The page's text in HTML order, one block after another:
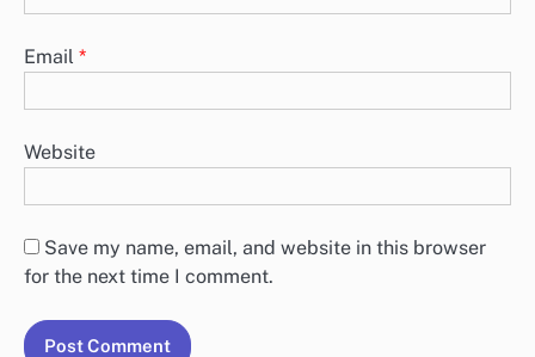
Email *
Website
Save my name, email, and website in this browser
for the next time I comment.